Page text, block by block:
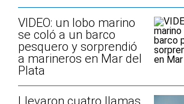
VIDEO: un lobo marino
se coló a un barco
pesquero y sorprendió
a marineros en Mar del
Plata
Llevaron cuatro llamas